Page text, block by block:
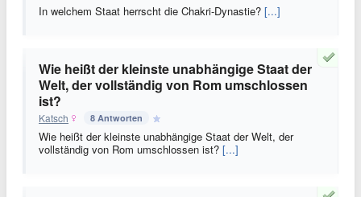
In welchem Staat herrscht die Chakri-Dynastie? [...]
Wie heißt der kleinste unabhängige Staat der
Welt, der vollständig von Rom umschlossen
ist?
Katsch 8 Antworten
Wie heißt der kleinste unabhängige Staat der Welt, der
vollständig von Rom umschlossen ist? [...]